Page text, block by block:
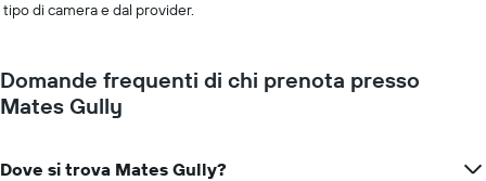
tipo di camera e dal provider.
Domande frequenti di chi prenota presso
Mates Gully
Dove si trova Mates Gully?